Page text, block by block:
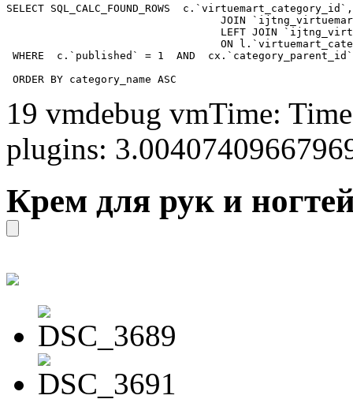
SELECT SQL_CALC_FOUND_ROWS
WHERE  c.`published` = 1  AND
ORDER BY category_name ASC
19 vmdebug vmTime:
plugins:
Крем для рук и